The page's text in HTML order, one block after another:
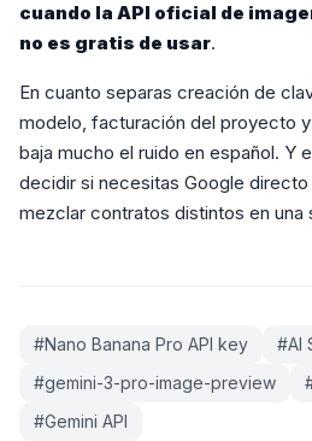
cuando la API oficial de
no es gratis de usar.
En cuanto separas creación de
modelo, facturación del proyecto
baja mucho el ruido en español. Y
decidir si necesitas Google
mezclar contratos distintos en una
#Nano Banana Pro API key #AI
#gemini-3-pro-image-preview
#Gemini API